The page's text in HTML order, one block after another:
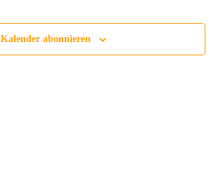
Kalender abonnieren